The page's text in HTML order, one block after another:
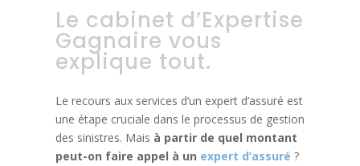
Le cabinet d’Expertise
Gagnaire vous
explique tout.
Le recours aux services d’un expert d’assuré est
une étape cruciale dans le processus de gestion
des sinistres. Mais à partir de quel montant
peut-on faire appel à un expert d’assuré ?